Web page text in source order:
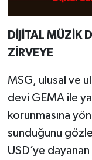
DİJİTAL MÜZİK
ZİRVEYE
MSG, ulusal ve
devi GEMA ile
korunmasına
sunduğunu
USD’ye